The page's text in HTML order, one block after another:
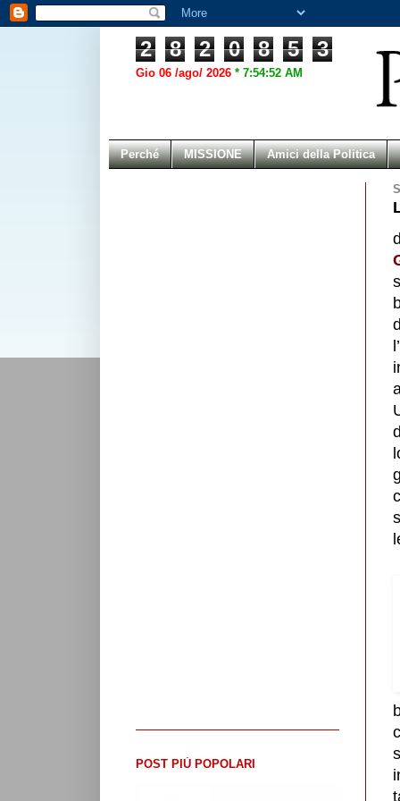
2 8 2 0 8 5 3
Gio 06 /ago/ 2026 * 7:54:52 AM
Perché MISSIONE Amici della Politica
POST PIÙ POPOLARI